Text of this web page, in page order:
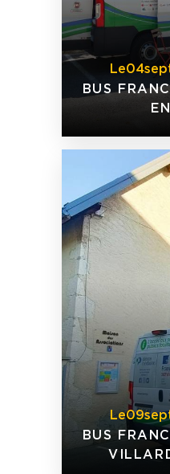
Le04
BUS
Le09
BUS